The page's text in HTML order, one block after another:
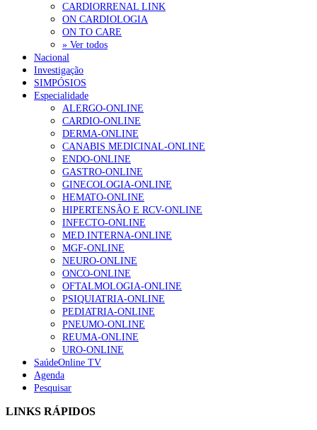
Portugal está a formar os médicos de que precisa?
2026
NOTÍCIAS MAIS LIDAS
Enfermagem Forense. “Da urgência ao tribunal, cada
gesto conta e cada profissional faz a diferença”
203 visualizações
1.º Episódio do Podcast “Frequência Cardio – Sintoniza-
te na Insuficiência Cardíaca” da Bayer
169 visualizações
Alguns milhares de utentes podem ficar sem médico de
família com nova regras do registo, alerta associação
132 visualizações
“Os programas de rastreio do cancro do pulmão são
custo-efetivos e representam um investimento
sustentável para os sistemas de saúde”
93 visualizações
Quase quatro em cada dez doentes com enfarte
CARDIORRENAL LINK
ON CARDIOLOGIA
ON TO CARE
» Ver todos
Nacional
Investigação
SIMPÓSIOS
Especialidade
ALERGO-ONLINE
CARDIO-ONLINE
DERMA-ONLINE
CANABIS MEDICINAL-ONLINE
ENDO-ONLINE
GASTRO-ONLINE
GINECOLOGIA-ONLINE
HEMATO-ONLINE
HIPERTENSÃO E RCV-ONLINE
INFECTO-ONLINE
MED.INTERNA-ONLINE
MGF-ONLINE
NEURO-ONLINE
ONCO-ONLINE
OFTALMOLOGIA-ONLINE
PSIQUIATRIA-ONLINE
PEDIATRIA-ONLINE
PNEUMO-ONLINE
REUMA-ONLINE
URO-ONLINE
SaúdeOnline TV
Agenda
Pesquisar
LINKS RÁPIDOS